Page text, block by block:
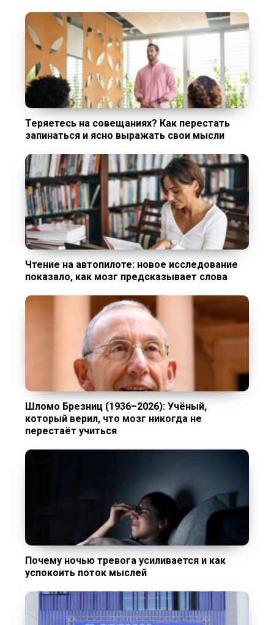
Теряетесь на совещаниях? Как перестать
запинаться и ясно выражать свои мысли
Чтение на автопилоте: новое исследование
показало, как мозг предсказывает слова
Шломо Брезниц (1936–2026): Учёный,
который верил, что мозг никогда не
перестаёт учиться
Почему ночью тревога усиливается и как
успокоить поток мыслей